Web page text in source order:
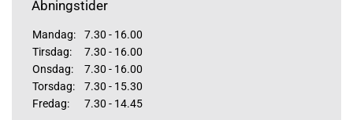
Åbningstider
Mandag:
7.30 - 16.00
Tirsdag:
7.30 - 16.00
Onsdag:
7.30 - 16.00
Torsdag:
7.30 - 15.30
Fredag:
7.30 - 14.45